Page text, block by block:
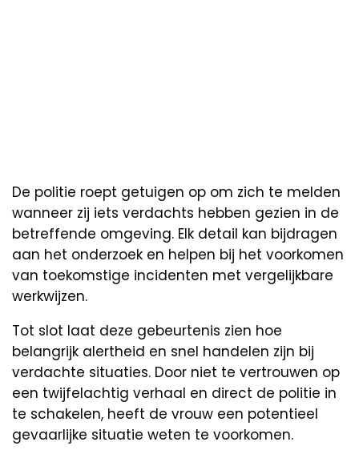
De politie roept getuigen op om zich te melden
wanneer zij iets verdachts hebben gezien in de
betreffende omgeving. Elk detail kan bijdragen
aan het onderzoek en helpen bij het voorkomen
van toekomstige incidenten met vergelijkbare
werkwijzen.
Tot slot laat deze gebeurtenis zien hoe
belangrijk alertheid en snel handelen zijn bij
verdachte situaties. Door niet te vertrouwen op
een twijfelachtig verhaal en direct de politie in
te schakelen, heeft de vrouw een potentieel
gevaarlijke situatie weten te voorkomen.